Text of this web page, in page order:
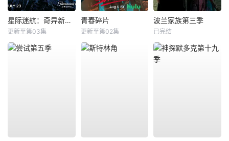
星际迷航：奇异新世界第四季
更新至第03集
青春碎片
更新至第02集
波兰家族第三季
已完结